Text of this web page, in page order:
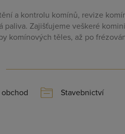
a kontrolu komínů, revize
paliva. Zajišťujeme veškeré
komínových těles, až po
obchod Stavebnictví